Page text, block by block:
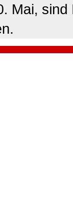
Mai,